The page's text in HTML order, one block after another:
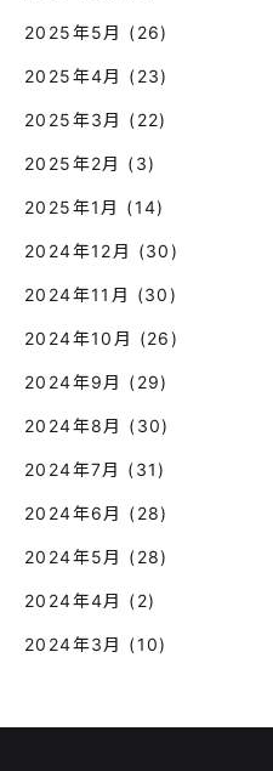
2025年5月 (26)
2025年4月 (23)
2025年3月 (22)
2025年2月 (3)
2025年1月 (14)
2024年12月 (30)
2024年11月 (30)
2024年10月 (26)
2024年9月 (29)
2024年8月 (30)
2024年7月 (31)
2024年6月 (28)
2024年5月 (28)
2024年4月 (2)
2024年3月 (10)